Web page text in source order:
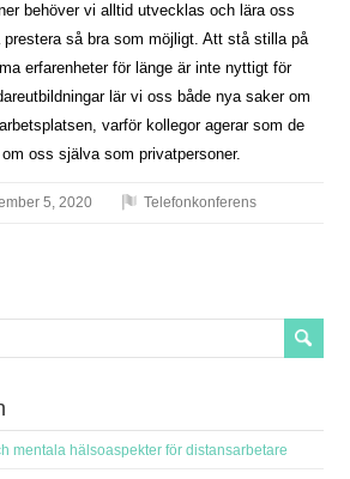
behöver vi alltid utvecklas och lära oss
så bra som möjligt. Att stå stilla på
erfarenheter för länge är inte nyttigt för
lär vi oss både nya saker om
varför kollegor agerar som de
oss själva som privatpersoner.
5, 2020 Telefonkonferens
mentala hälsoaspekter för distansarbetare